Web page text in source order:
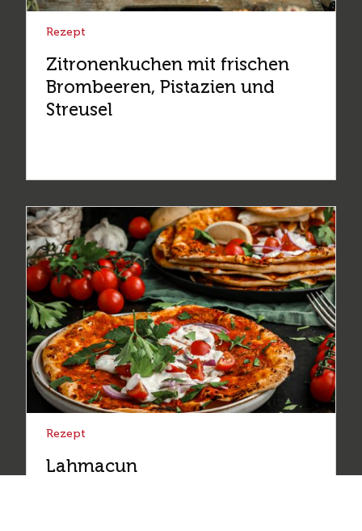
Rezept
Zitronenkuchen mit frischen
Brombeeren, Pistazien und
Streusel
Rezept
Lahmacun